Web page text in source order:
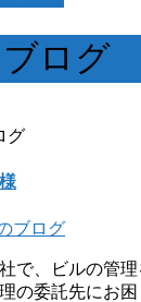
ログ
グ
ブログ
で、ビルの管
の委託先にお